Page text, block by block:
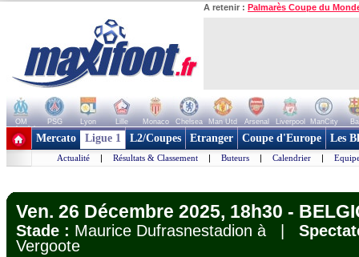
A retenir : Palmarès Coupe du
OM PSG Lyon Lille Monaco Chelsea Man Utd Arsenal Liverpool ManCity
+ de clubs
Mercato Ligue 1 L2/Coupes Etranger Coupe d'Europe Les
Actualité | Résultats & Classement | Buteurs | Calendrier |
Ven. 26 Décembre 2025, 18h30 -
Stade : Maurice Dufrasnestadion à |
Vergoote